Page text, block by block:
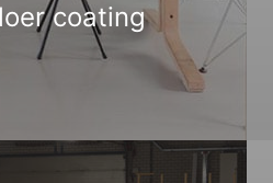
coating